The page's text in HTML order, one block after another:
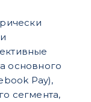
основного
Pay),
сегмента,